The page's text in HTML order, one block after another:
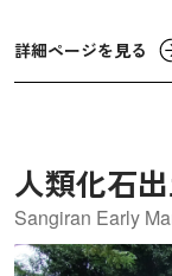
されており、地球
す。また、ここは
詳細ページを見る
人類化石
Sangiran Early